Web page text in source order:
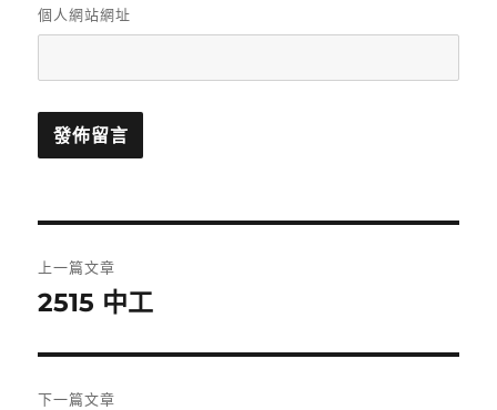
個人網站網址
章
覽
上一篇文章
上
篇
文
2515 中工
下一篇文章